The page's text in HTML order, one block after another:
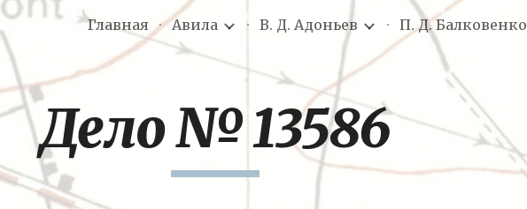
Skip to main content Skip to navigation
Главная Авила В. Д. Адоньев П. Д. Балковенко
Дело № 13586